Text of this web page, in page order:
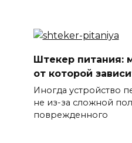
Штекер питания:
от которой
Иногда устройство
не из-за сложной
поврежденного